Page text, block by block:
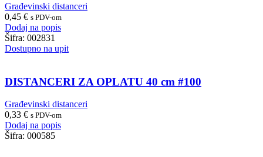
Građevinski distanceri
0,45 € s PDV-om
Dodaj na popis
Šifra: 002831
Dostupno na upit
DISTANCERI ZA OPLATU 40 cm #100
Građevinski distanceri
0,33 € s PDV-om
Dodaj na popis
Šifra: 000585